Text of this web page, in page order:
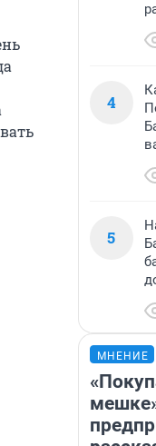
4
5
МНЕНИЕ